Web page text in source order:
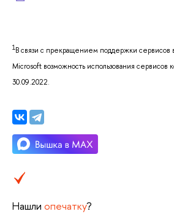
1В связи с прекращением поддержки сервисов
Microsoft возможность использования
30.09.2022.
Нашли опечатку?